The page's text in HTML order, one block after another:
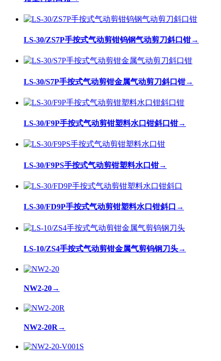
LS-30/ZS7P手按式气动剪钳钨钢气动剪刀斜口钳→
LS-30/S7P手按式气动剪钳金属气动剪刀斜口钳→
LS-30/F9P手按式气动剪钳塑料水口钳斜口钳→
LS-30/F9PS手按式气动剪钳塑料水口钳→
LS-30/FD9P手按式气动剪钳塑料水口钳斜口 →
LS-10/ZS4手按式气动剪钳金属气剪钨钢刀头→
NW2-20→
NW2-20R →